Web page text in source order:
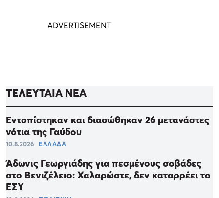
ΤΕΛΕΥΤΑΙΑ ΝΕΑ
Εντοπίστηκαν και διασώθηκαν 26 μετανάστες
νότια της Γαύδου
10.8.2026 ΕΛΛΑΔΑ
Άδωνις Γεωργιάδης για πεσμένους σοβάδες
στο Βενιζέλειο: Χαλαρώστε, δεν καταρρέει το
ΕΣΥ